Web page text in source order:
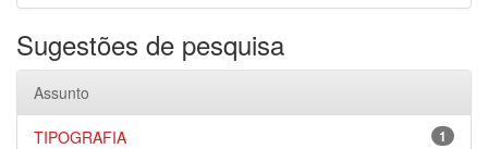
Sugestões de pesquisa
Assunto
1
TIPOGRAFIA